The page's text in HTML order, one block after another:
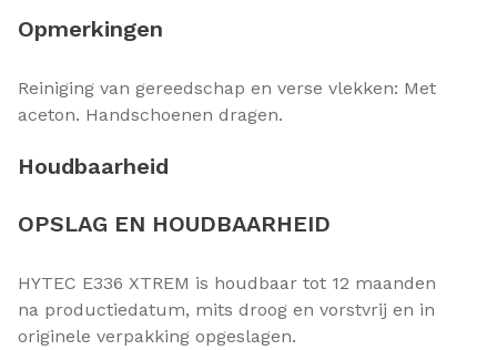
Opmerkingen
Reiniging van gereedschap en verse vlekken: Met
aceton. Handschoenen dragen.
Houdbaarheid
OPSLAG EN HOUDBAARHEID
HYTEC E336 XTREM is houdbaar tot 12 maanden
na productiedatum, mits droog en vorstvrij en in
originele verpakking opgeslagen.